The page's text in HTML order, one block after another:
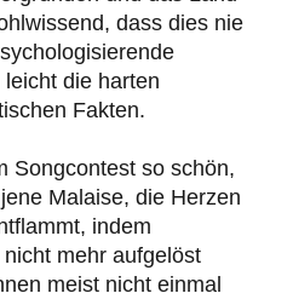
dass dies nie
die harten
Fakten.
Songcontest so schön,
Malaise, die Herzen
indem
mehr aufgelöst
meist nicht einmal